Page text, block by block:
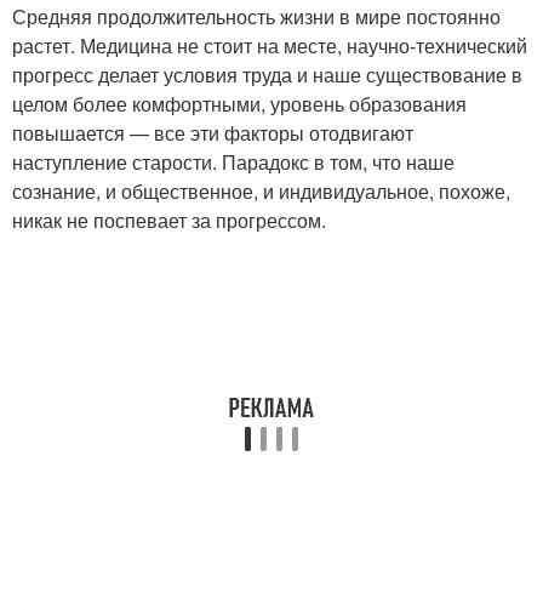
Средняя продолжительность жизни в мире постоянно
растет. Медицина не стоит на месте, научно-технический
прогресс делает условия труда и наше существование в
целом более комфортными, уровень образования
повышается — все эти факторы отодвигают
наступление старости. Парадокс в том, что наше
сознание, и общественное, и индивидуальное, похоже,
никак не поспевает за прогрессом.